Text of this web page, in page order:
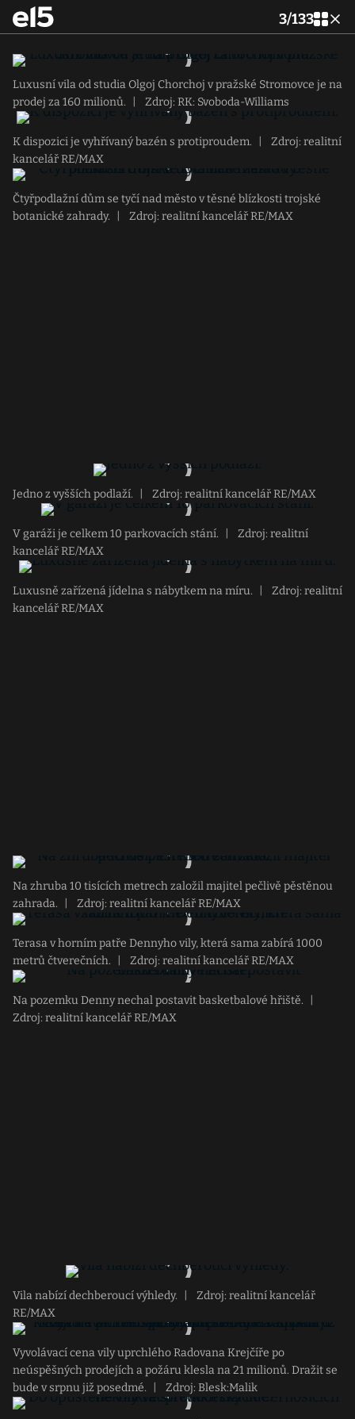
3/133
Luxusní vila od studia Olgoj Chorchoj v pražské Stromovce je na
prodej za 160 milionů.
Zdroj: RK: Svoboda-Williams
K dispozici je vyhřívaný bazén s protiproudem.
Zdroj: realitní
kancelář RE/MAX
Čtyřpodlažní dům se tyčí nad město v těsné blízkosti trojské
botanické zahrady.
Zdroj: realitní kancelář RE/MAX
Jedno z vyšších podlaží. Zdroj: realitní kancelář RE/MAX
V garáži je celkem 10 parkovacích stání.
Zdroj: realitní
kancelář RE/MAX
Luxusně zařízená jídelna s nábytkem na míru.
Zdroj: realitní
kancelář RE/MAX
Na zhruba 10 tisících metrech založil majitel pečlivě pěstěnou
zahrada.
Zdroj: realitní kancelář RE/MAX
Terasa v horním patře Dennyho vily, která sama zabírá 1000
metrů čtverečních.
Zdroj: realitní kancelář RE/MAX
Na pozemku Denny nechal postavit basketbalové hřiště.
Zdroj: realitní kancelář RE/MAX
Vila nabízí dechberoucí výhledy.
Zdroj: realitní kancelář
RE/MAX
Vyvolávací cena vily uprchlého Radovana Krejčíře po
neúspěšných prodejích a požáru klesla na 21 milionů. Dražit se
bude v srpnu již posedmé.
Zdroj: Blesk:Malik